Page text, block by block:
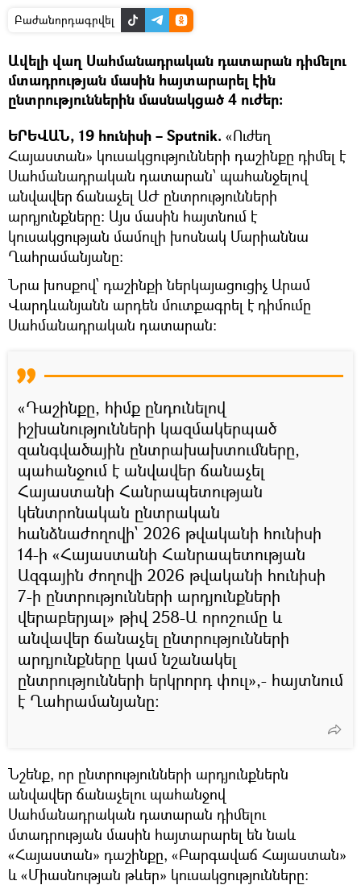
Բաժանորդագրվել
Ավելի վաղ Սահմանադրական դատարան դիմելու
մտադրության մասին հայտարարել էին
ընտրություններին մասնակցած 4 ուժեր։
ԵՐԵՎԱՆ, 19 հունիսի – Sputnik. «Ուժեղ
Հայաստան» կուսակցությունների դաշինքը դիմել է
Սահմանադրական դատարան՝ պահանջելով
անվավեր ճանաչել ԱԺ ընտրությունների
արդյունքները։ Այս մասին հայտնում է
կուսակցության մամուլի խոսնակ Մարիաննա
Ղահրամանյանը։
Նրա խոսքով՝ դաշինքի ներկայացուցիչ Արամ
Վարդևանյանն արդեն մուտքագրել է դիմումը
Սահմանադրական դատարան։
«Դաշինքը, հիմք ընդունելով
իշխանությունների կազմակերպած
զանգվածային ընտրախախտումները,
պահանջում է անվավեր ճանաչել
Հայաստանի Հանրապետության
կենտրոնական ընտրական
հանձնաժողովի` 2026 թվականի հունիսի
14-ի «Հայաստանի Հանրապետության
Ազգային ժողովի 2026 թվականի հունիսի
7-ի ընտրությունների արդյունքների
վերաբերյալ» թիվ 258-Ա որոշումը և
անվավեր ճանաչել ընտրությունների
արդյունքները կամ նշանակել
ընտրությունների երկրորդ փուլ»,- հայտնում
է Ղահրամանյանը։
Նշենք, որ ընտրությունների արդյունքներն
անվավեր ճանաչելու պահանջով
Սահմանադրական դատարան դիմելու
մտադրության մասին հայտարարել են նաև
«Հայաստան» դաշինքը, «Բարգավաճ Հայաստան»
և «Միասնության թևեր» կուսակցությունները։